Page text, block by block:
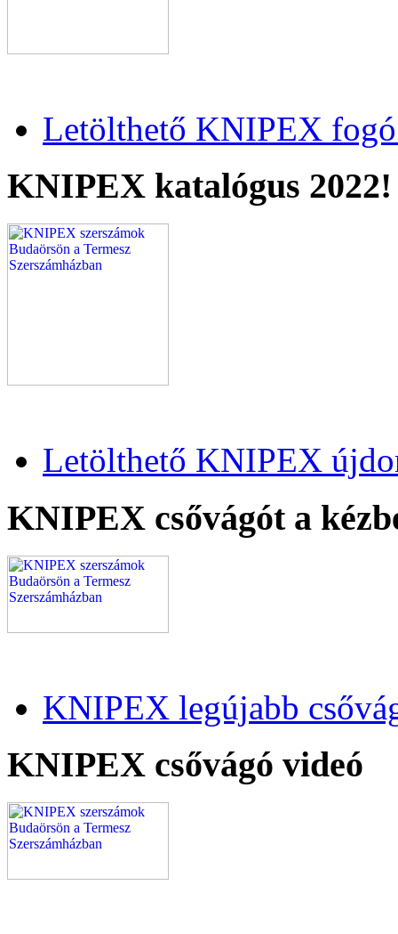
Letölthető KNIPEX fogó
KNIPEX katalógus 2022!
Letölthető KNIPEX
KNIPEX csővágót a
KNIPEX legújabb
KNIPEX csővágó videó